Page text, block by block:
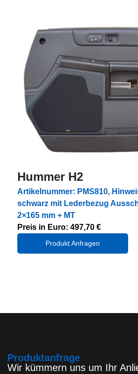
Hummer H2
Artikelnummer: PMS810,
schwarz mit Lederbezug
2×165 mm + MT
Preis in Euro: 497,70 €
Produkt Anfragen
Produktanfrage
Wir kümmern uns um Ihr